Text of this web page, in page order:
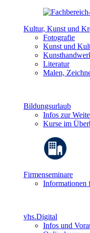
Kultur, Kunst und
Fotografie
Kunst und
Literatur
Malen,
Bildungsurlaub
Infos zur
Kurse im
Firmenseminare
Informationen
vhs.Digital
Infos und